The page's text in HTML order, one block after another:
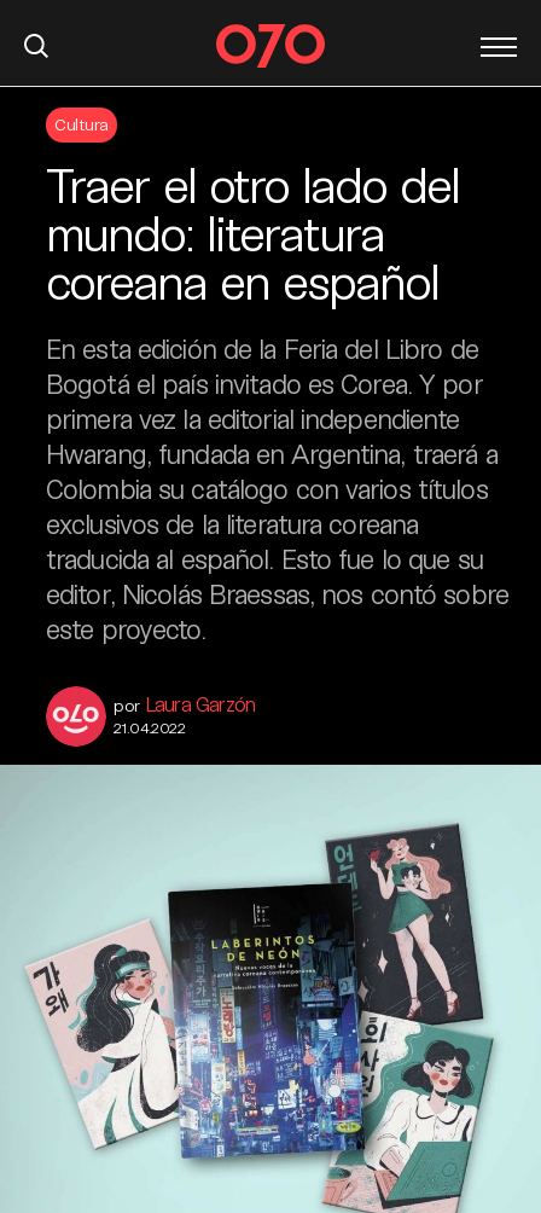
Cultura
Traer el otro lado del
mundo: literatura
coreana en español
En esta edición de la Feria del Libro de
Bogotá el país invitado es Corea. Y por
primera vez la editorial independiente
Hwarang, fundada en Argentina, traerá a
Colombia su catálogo con varios títulos
exclusivos de la literatura coreana
traducida al español. Esto fue lo que su
editor, Nicolás Braessas, nos contó sobre
este proyecto.
por Laura Garzón
21.04.2022